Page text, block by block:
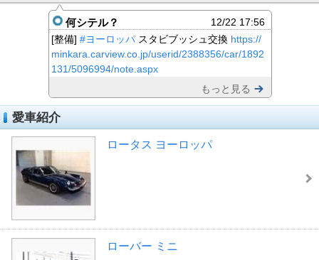
何シテル？
12/22 17:56
[整備] #ヨーロッパスタビブッシュ交換 https://
minkara.carview.co.jp/userid/2388356/car/1892
131/5096994/note.aspx
もっと見る
愛車紹介
ロータス ヨーロッパ
ローバー ミニ